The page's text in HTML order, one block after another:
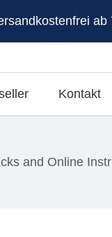
ab
Kontakt
and Online